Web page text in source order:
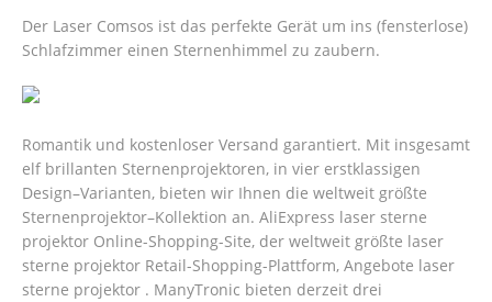
Der Laser Comsos ist das perfekte Gerät um ins (fensterlose)
Schlafzimmer einen Sternenhimmel zu zaubern.
Romantik und kostenloser Versand garantiert. Mit insgesamt
elf brillanten Sternenprojektoren, in vier erstklassigen
Design–Varianten, bieten wir Ihnen die weltweit größte
Sternenprojektor–Kollektion an. AliExpress laser sterne
projektor Online-Shopping-Site, der weltweit größte laser
sterne projektor Retail-Shopping-Plattform, Angebote laser
sterne projektor . ManyTronic bieten derzeit drei